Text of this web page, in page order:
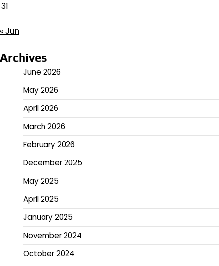
31
« Jun
Archives
June 2026
May 2026
April 2026
March 2026
February 2026
December 2025
May 2025
April 2025
January 2025
November 2024
October 2024